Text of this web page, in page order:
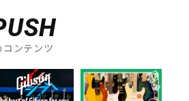
ンテンツ